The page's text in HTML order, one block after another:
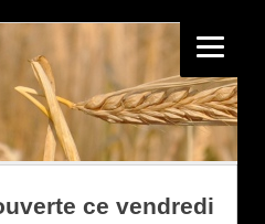
ce vendredi